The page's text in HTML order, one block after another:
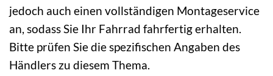
jedoch auch einen vollständigen Montageservice
an, sodass Sie Ihr Fahrrad fahrfertig erhalten.
Bitte prüfen Sie die spezifischen Angaben des
Händlers zu diesem Thema.